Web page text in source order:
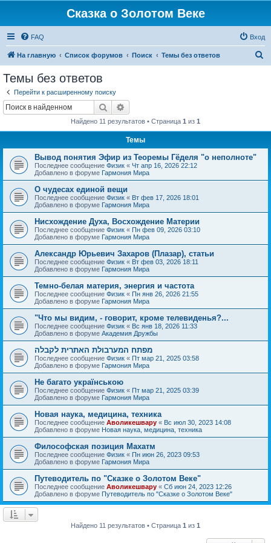
Сказка о Золотом Веке
FAQ Вход
На главную Список форумов Поиск Темы без ответов
Темы без ответов
Перейти к расширенному поиску
Поиск
Найдено 11 результатов • Страница 1 из 1
Темы
Вывод понятия Эфир из Теоремы Гёделя "о неполноте"
Последнее сообщение Физик « Чт апр 16, 2026 22:12
Добавлено в форуме Гармония Мира
О чудесах единой вещи
Последнее сообщение Физик « Вт фев 17, 2026 18:01
Добавлено в форуме Гармония Мира
Нисхождение Духа, Восхождение Материи
Последнее сообщение Физик « Пн фев 09, 2026 03:10
Добавлено в форуме Гармония Мира
Александр Юрьевич Захаров (Плазар), статьи
Последнее сообщение Физик « Вт фев 03, 2026 18:11
Добавлено в форуме Гармония Мира
Темно-белая материя, энергия и частота
Последнее сообщение Физик « Пн янв 26, 2026 21:55
Добавлено в форуме Гармония Мира
"Что мы видим, - говорит, кроме телевиденья?...
Последнее сообщение Физик « Вс янв 18, 2026 11:33
Добавлено в форуме Академия Дружбы
מפתח המערבולת האתרית לקבלה
Последнее сообщение Физик « Пт мар 21, 2025 03:58
Добавлено в форуме Гармония Мира
Не багато українською
Последнее сообщение Физик « Пт мар 21, 2025 03:39
Добавлено в форуме Гармония Мира
Новая наука, медицина, техника
Последнее сообщение Аволикешвару « Вс июл 30, 2023 14:08
Добавлено в форуме Новая наука, медицина, техника
Философская позиция Махатм
Последнее сообщение Физик « Пн июн 26, 2023 09:53
Добавлено в форуме Гармония Мира
Путеводитель по "Сказке о Золотом Веке"
Последнее сообщение Аволикешвару « Сб июн 24, 2023 12:26
Добавлено в форуме Путеводитель по "Сказке о Золотом Веке"
Найдено 11 результатов • Страница 1 из 1